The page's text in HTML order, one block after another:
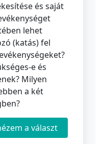
és saját
lehet
(katás) fel
e és
Milyen
a két
a választ